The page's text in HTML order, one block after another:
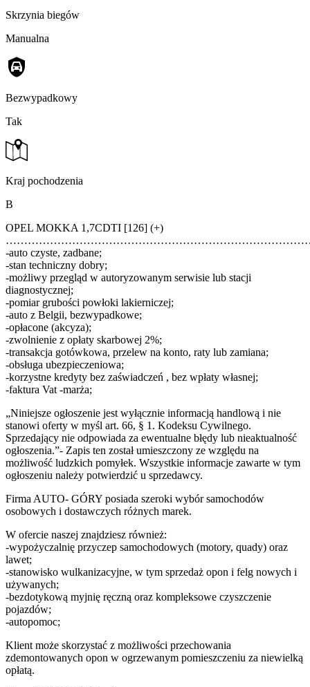
Skrzynia biegów
Manualna
Bezwypadkowy
Tak
Kraj pochodzenia
B
OPEL MOKKA 1,7CDTI [126] (+)
-auto czyste, zadbane;
-stan techniczny dobry;
-możliwy przegląd w autoryzowanym serwisie lub stacji
diagnostycznej;
-pomiar grubości powłoki lakierniczej;
-auto z Belgii, bezwypadkowe;
-opłacone (akcyza);
-zwolnienie z opłaty skarbowej 2%;
-transakcja gotówkowa, przelew na konto, raty lub zamiana;
-obsługa ubezpieczeniowa;
-korzystne kredyty bez zaświadczeń , bez wpłaty własnej;
-faktura Vat -marża;
„Niniejsze ogłoszenie jest wyłącznie informacją handlową i nie
stanowi oferty w myśl art. 66, § 1. Kodeksu Cywilnego.
Sprzedający nie odpowiada za ewentualne błędy lub nieaktualność
ogłoszenia.”- Zapis ten został umieszczony ze względu na
możliwość ludzkich pomyłek. Wszystkie informacje zawarte w tym
ogłoszeniu należy potwierdzić u sprzedawcy.
Firma AUTO- GÓRY posiada szeroki wybór samochodów
osobowych i dostawczych różnych marek.
W ofercie naszej znajdziesz również:
-wypożyczalnię przyczep samochodowych (motory, quady) oraz
lawet;
-stanowisko wulkanizacyjne, w tym sprzedaż opon i felg nowych i
używanych;
-bezdotykową myjnię ręczną oraz kompleksowe czyszczenie
pojazdów;
-autopomoc;
Klient może skorzystać z możliwości przechowania
zdemontowanych opon w ogrzewanym pomieszczeniu za niewielką
opłatą.